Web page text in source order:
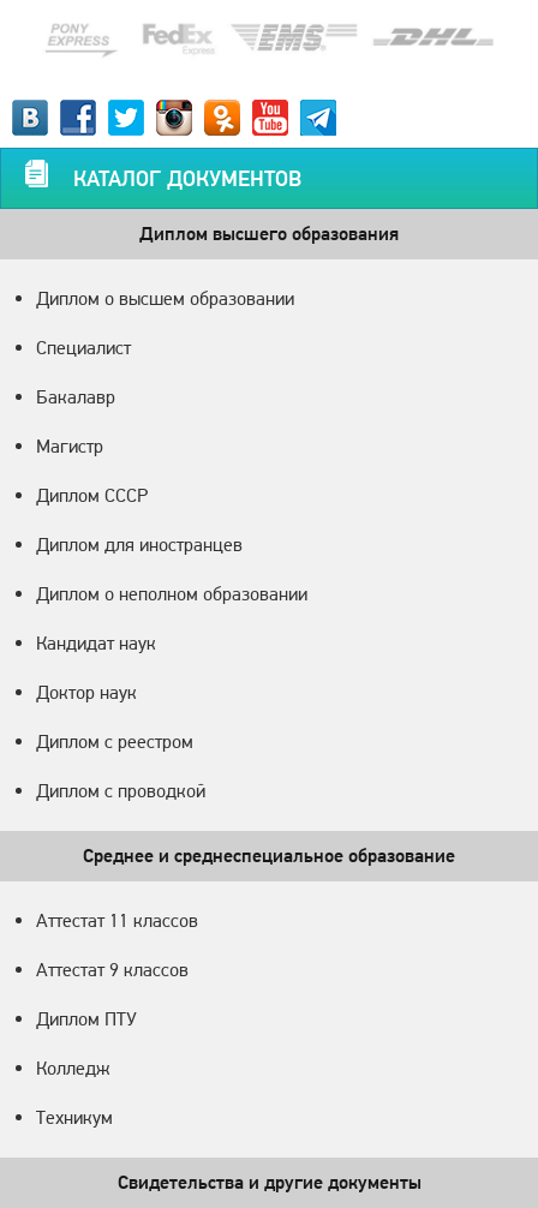
КАТАЛОГ ДОКУМЕНТОВ
Диплом высшего образования
Диплом о высшем образовании
Специалист
Бакалавр
Магистр
Диплом СССР
Диплом для иностранцев
Диплом о неполном образовании
Кандидат наук
Доктор наук
Диплом с реестром
Диплом с проводкой
Среднее и среднеспециальное образование
Аттестат 11 классов
Аттестат 9 классов
Диплом ПТУ
Колледж
Техникум
Свидетельства и другие документы